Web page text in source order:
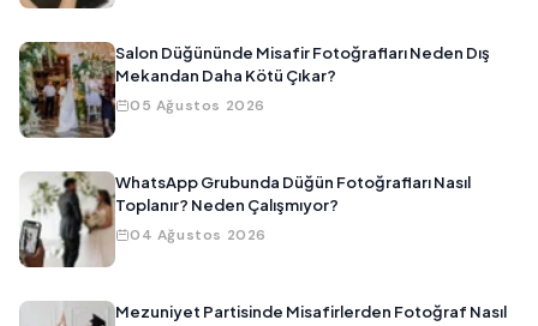
Salon Düğününde Misafir Fotoğrafları Neden Dış
Mekandan Daha Kötü Çıkar?
05 Ağustos 2026
WhatsApp Grubunda Düğün Fotoğrafları Nasıl
Toplanır? Neden Çalışmıyor?
04 Ağustos 2026
Mezuniyet Partisinde Misafirlerden Fotoğraf Nasıl